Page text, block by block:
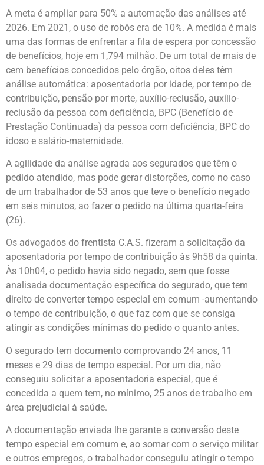
A meta é ampliar para 50% a automação das análises até
2026. Em 2021, o uso de robôs era de 10%. A medida é mais
uma das formas de enfrentar a fila de espera por concessão
de benefícios, hoje em 1,794 milhão. De um total de mais de
cem benefícios concedidos pelo órgão, oitos deles têm
análise automática: aposentadoria por idade, por tempo de
contribuição, pensão por morte, auxílio-reclusão, auxílio-
reclusão da pessoa com deficiência, BPC (Benefício de
Prestação Continuada) da pessoa com deficiência, BPC do
idoso e salário-maternidade.
A agilidade da análise agrada aos segurados que têm o
pedido atendido, mas pode gerar distorções, como no caso
de um trabalhador de 53 anos que teve o benefício negado
em seis minutos, ao fazer o pedido na última quarta-feira
(26).
Os advogados do frentista C.A.S. fizeram a solicitação da
aposentadoria por tempo de contribuição às 9h58 da quinta.
Às 10h04, o pedido havia sido negado, sem que fosse
analisada documentação específica do segurado, que tem
direito de converter tempo especial em comum -aumentando
o tempo de contribuição, o que faz com que se consiga
atingir as condições mínimas do pedido o quanto antes.
O segurado tem documento comprovando 24 anos, 11
meses e 29 dias de tempo especial. Por um dia, não
conseguiu solicitar a aposentadoria especial, que é
concedida a quem tem, no mínimo, 25 anos de trabalho em
área prejudicial à saúde.
A documentação enviada lhe garante a conversão deste
tempo especial em comum e, ao somar com o serviço militar
e outros empregos, o trabalhador conseguiu atingir o tempo